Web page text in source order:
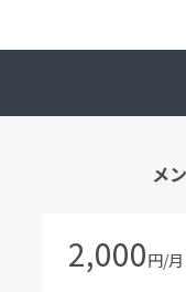
メ
2,000円/月